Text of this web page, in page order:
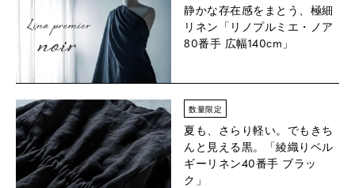
静かな存在感をまとう、極細
リネン「リノプルミエ・ノア
80番手 広幅140cm」
数量限定
夏も、さらり軽い。でもきち
んと見える黒。「綾織りベル
ギーリネン40番手 ブラッ
ク」